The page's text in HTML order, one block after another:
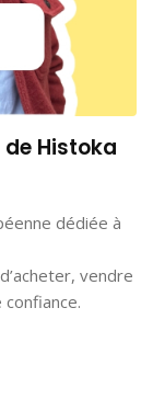
de Histoka
dédiée à
vendre